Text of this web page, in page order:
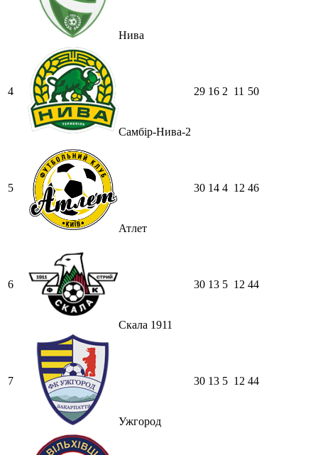
Нива
4
Самбір-Нива-2
29 16 2 11 50
5
Атлет
30 14 4 12 46
6
Скала 1911
30 13 5 12 44
7
Ужгород
30 13 5 12 44